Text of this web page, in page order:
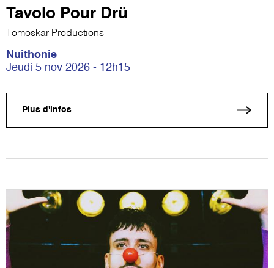
Tavolo Pour Drü
Tomoskar Productions
Nuithonie
Jeudi 5 nov 2026 - 12h15
Plus d'infos